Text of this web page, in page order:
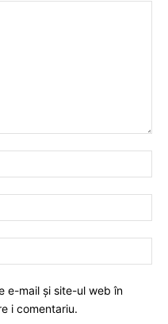
e-mail și site-ul web în
i comentariu.